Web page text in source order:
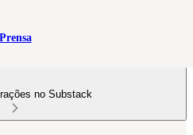
Prensa
no Substack